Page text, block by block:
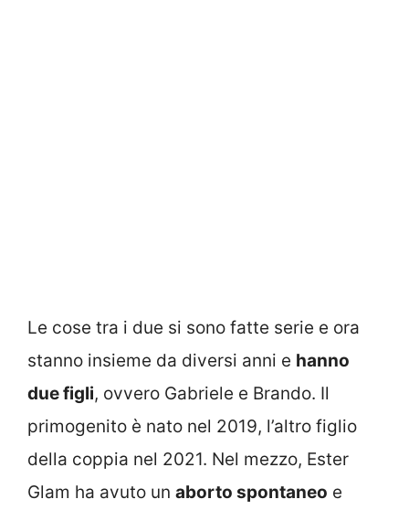
Le cose tra i due si sono fatte serie e ora
stanno insieme da diversi anni e hanno
due figli, ovvero Gabriele e Brando. Il
primogenito è nato nel 2019, l’altro figlio
della coppia nel 2021. Nel mezzo, Ester
Glam ha avuto un aborto spontaneo e